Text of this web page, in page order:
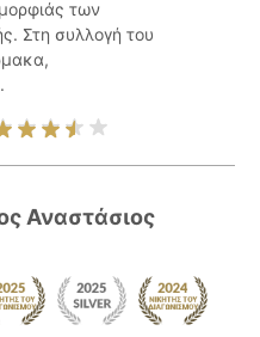
των
Στη συλλογή του
Αναστάσιος